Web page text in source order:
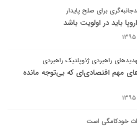
برای صلح پایدار
باید در اولویت باشد
راهبردی ژئوپلتیک راهبردی
مهم اقتصادی‌‌ای که بی‌توجه مانده
خودکامگی است